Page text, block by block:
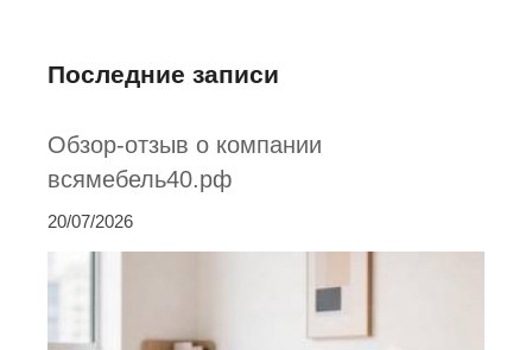
Последние записи
Обзор-отзыв о компании
всямебель40.рф
20/07/2026